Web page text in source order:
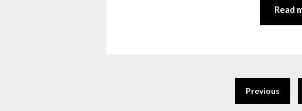
Read
Previous